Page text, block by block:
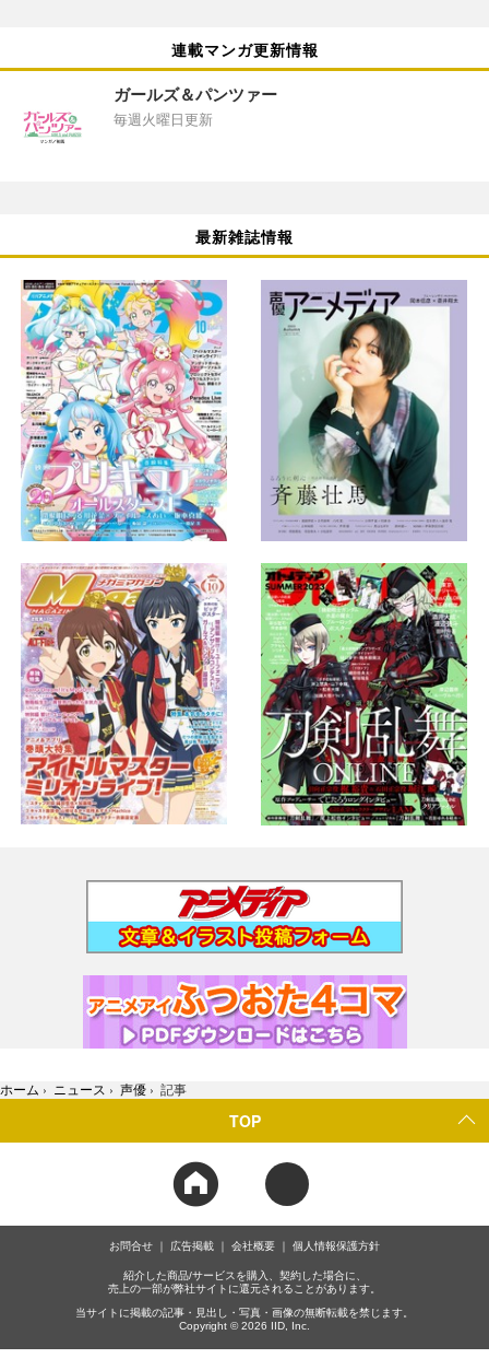
連載マンガ更新情報
ガールズ＆パンツァー
毎週火曜日更新
最新雑誌情報
ホーム › ニュース › 声優 › 記事
TOP
お問合せ 広告掲載 会社概要 個人情報保護方針
紹介した商品/サービスを購入、契約した場合に、
売上の一部が弊社サイトに還元されることがあります。
当サイトに掲載の記事・見出し・写真・画像の無断転載を禁じます。
Copyright © 2026 IID, Inc.